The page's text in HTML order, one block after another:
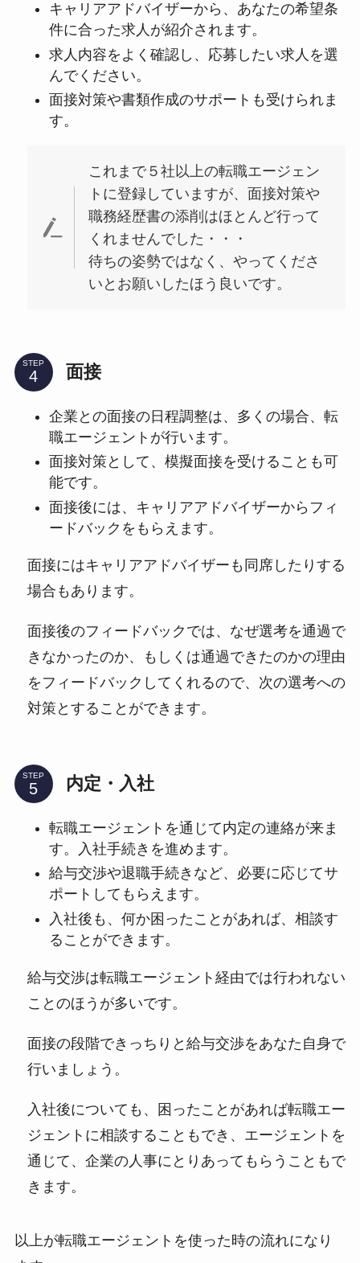
キャリアアドバイザーから、あなたの希望条
件に合った求人が紹介されます。
求人内容をよく確認し、応募したい求人を選
んでください。
面接対策や書類作成のサポートも受けられま
す。
これまで５社以上の転職エージェン
トに登録していますが、面接対策や
職務経歴書の添削はほとんど行って
くれませんでした・・・
待ちの姿勢ではなく、やってくださ
いとお願いしたほう良いです。
STEP 面接
企業との面接の日程調整は、多くの場合、転
職エージェントが行います。
面接対策として、模擬面接を受けることも可
能です。
面接後には、キャリアアドバイザーからフィ
ードバックをもらえます。
面接にはキャリアアドバイザーも同席したりする
場合もあります。
面接後のフィードバックでは、なぜ選考を通過で
きなかったのか、もしくは通過できたのかの理由
をフィードバックしてくれるので、次の選考への
対策とすることができます。
STEP 内定・入社
転職エージェントを通じて内定の連絡が来ま
す。入社手続きを進めます。
給与交渉や退職手続きなど、必要に応じてサ
ポートしてもらえます。
入社後も、何か困ったことがあれば、相談す
ることができます。
給与交渉は転職エージェント経由では行われない
ことのほうが多いです。
面接の段階できっちりと給与交渉をあなた自身で
行いましょう。
入社後についても、困ったことがあれば転職エー
ジェントに相談することもでき、エージェントを
通じて、企業の人事にとりあってもらうこともで
きます。
以上が転職エージェントを使った時の流れになり